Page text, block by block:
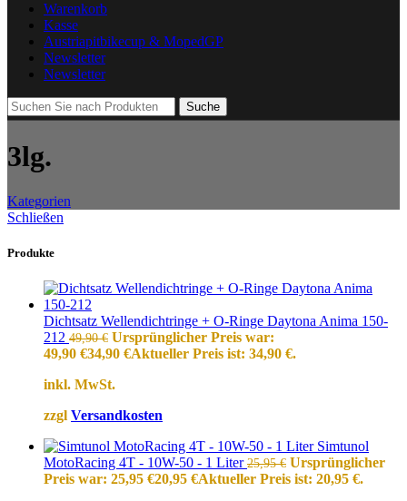
Warenkorb
Kasse
Austriapitbikecup & MopedGP
Newsletter
Newsletter
Suche
3lg.
Kategorien
Schließen
Produkte
Dichtsatz Wellendichtringe + O-Ringe Daytona Anima 150-
212 49,90€ Ursprünglicher Preis war:
49,90 €34,90 €Aktueller Preis ist: 34,90 €.
inkl. MwSt.
zzgl Versandkosten
Simtunol
MotoRacing 4T - 10W-50 - 1 Liter25,95€ Ursprünglicher
Preis war: 25,95 €20,95 €Aktueller Preis ist: 20,95 €.